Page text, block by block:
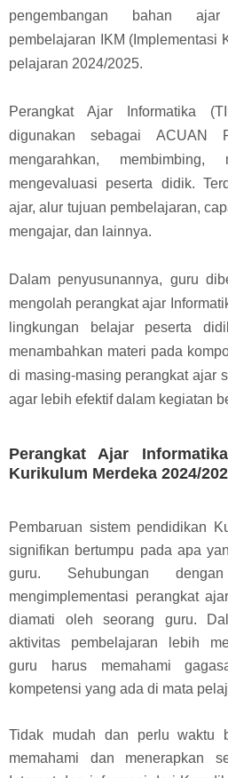
pengembangan bahan
pembelajaran IKM (Implementasi
pelajaran 2024/2025.
Perangkat Ajar Informatika
digunakan sebagai ACUAN
mengarahkan,
mengevaluasi peserta didik.
ajar, alur tujuan pembelajaran,
mengajar, dan lainnya.
Dalam penyusunannya, guru
mengolah perangkat ajar
lingkungan belajar peserta
menambahkan materi pada
di masing-masing perangkat ajar
agar lebih efektif dalam kegiatan
Perangkat Ajar
Kurikulum Merdeka 2024/
Pembaruan sistem pendidikan
signifikan bertumpu pada apa
guru. Sehubungan
mengimplementasi perangkat
diamati oleh seorang guru.
aktivitas pembelajaran lebih
guru harus memahami
kompetensi yang ada di mata
Tidak mudah dan perlu waktu
memahami dan menerapkan